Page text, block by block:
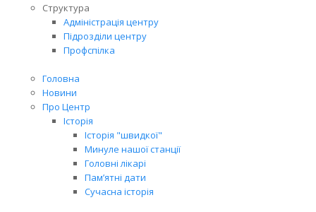
Структура
Адміністрація центру
Підрозділи центру
Профспілка
Головна
Новини
Про Центр
Історія
Історія "швидкої"
Минуле нашої станції
Головні лікарі
Пам’ятні дати
Сучасна історія